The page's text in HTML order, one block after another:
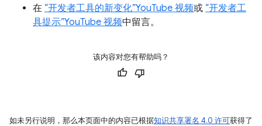
在 “开发者工具的新变化”YouTube 视频或 “开发者工
具提示”YouTube 视频中留言。
该内容对您有帮助吗？
如未另行说明，那么本页面中的内容已根据知识共享署名 4.0 许可获得了